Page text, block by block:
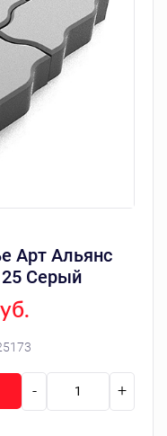
Арт Альянс
25 Серый
- +